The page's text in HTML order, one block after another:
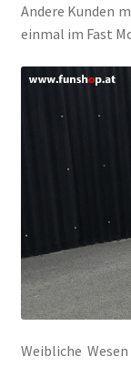
Andere Kunden
einmal im Fast
Weibliche